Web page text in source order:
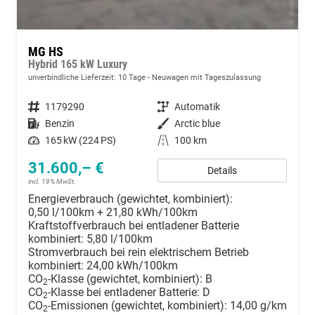
MG HS
Hybrid 165 kW Luxury
unverbindliche Lieferzeit: 10 Tage Neuwagen mit Tageszulassung
Fahrzeugnummer 1179290 Getriebe Automatik
Kraftstoff Benzin Außenfarbe Arctic blue
Leistung 165 kW (224 PS) Kilometerstand 100 km
31.600,– €
incl. 19% MwSt.
Details
Energieverbrauch (gewichtet, kombiniert):
0,50 l/100km + 21,80 kWh/100km
Kraftstoffverbrauch bei entladener Batterie
kombiniert: 5,80 l/100km
Stromverbrauch bei rein elektrischem Betrieb
kombiniert: 24,00 kWh/100km
CO2-Klasse (gewichtet, kombiniert): B
CO2-Klasse bei entladener Batterie: D
CO2-Emissionen (gewichtet, kombiniert): 14,00 g/km